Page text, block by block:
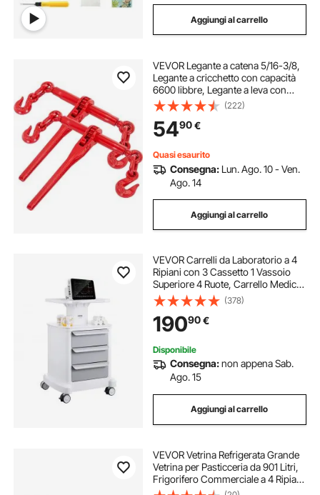
Aggiungi al carrello
VEVOR Legante a catena 5/16-3/8,
Legante a cricchetto con capacità
6600 libbre, Legante a leva con
cricchetto ganci G70, Lunghezza
regolabile, Legante a catena a
cricchetto trainare, Rosso
(222)
5490€
Quasi esaurito
Consegna: Lun. Ago. 10 - Ven.
Ago. 14
Aggiungi al carrello
VEVOR Carrelli da Laboratorio a 4
Ripiani con 3 Cassetto 1 Vassoio
Superiore 4 Ruote, Carrello Medico
Mobile Materiale ABS
Consilenziose, Carrelli per
Laboratorio, Clinica, Ospedale,
Salone, Bianco
(378)
19090€
Disponibile
Consegna:non appena Sab.
Ago. 15
Aggiungi al carrello
VEVOR Vetrina Refrigerata Grande
Vetrina per Pasticceria da 901 Litri,
Frigorifero Commerciale a 4 Ripiani
con Illuminazione a LED,